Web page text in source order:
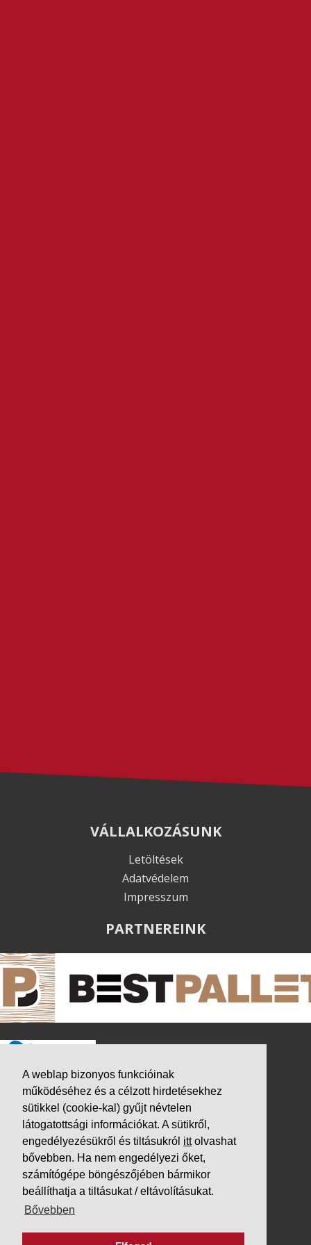
A weblap bizonyos funkcióinak
működéséhez és a célzott hirdetésekhez
sütikkel (cookie-kal) gyűjt névtelen
látogatottsági információkat. A sütikről,
engedélyezésükről és tiltásukról ittolvashat
bővebben. Ha nem engedélyezi őket,
számítógépe böngészőjében bármikor
beállíthatja a tiltásukat / eltávolításukat.
Bővebben
VÁLLALKOZÁSUNK
Letöltések
Adatvédelem
Impresszum
PARTNEREINK
Autópálya díjak